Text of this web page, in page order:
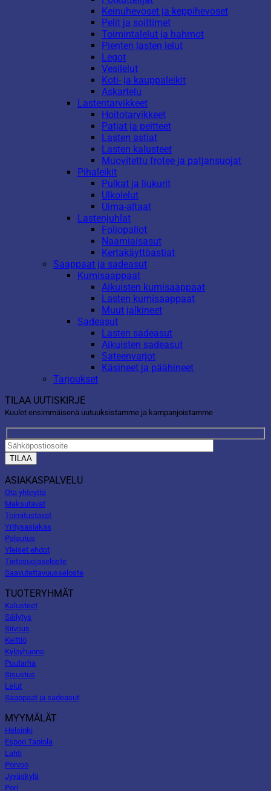
Keinuhevoset ja keppihevoset
Pelit ja soittimet
Toimintalelut ja hahmot
Pienten lasten lelut
Legot
Vesilelut
Koti- ja kauppaleikit
Askartelu
Lastentarvikkeet
Hoitotarvikkeet
Patjat ja peitteet
Lasten astiat
Lasten kalusteet
Muovitettu frotee ja patjansuojat
Pihaleikit
Pulkat ja liukurit
Ulkolelut
Uima-altaat
Lastenjuhlat
Foliopallot
Naamiaisasut
Kertakäyttöastiat
Saappaat ja sadeasut
Kumisaappaat
Aikuisten kumisaappaat
Lasten kumisaappaat
Muut jalkineet
Sadeasut
Lasten sadeasut
Aikuisten sadeasut
Sateenvarjot
Käsineet ja päähineet
Tarjoukset
TILAA UUTISKIRJE
Kuulet ensimmäisenä uutuuksistamme ja kampanjoistamme
ASIAKASPALVELU
Ota yhteyttä
Maksutavat
Toimitustavat
Yritysasiakas
Palautus
Yleiset ehdot
Tietosuojaseloste
Saavutettavuusseloste
TUOTERYHMÄT
Kalusteet
Säilytys
Siivous
Keittiö
Kylpyhuone
Puutarha
Sisustus
Lelut
Saappaat ja sadeasut
MYYMÄLÄT
Helsinki
Espoo Tapiola
Lahti
Porvoo
Jyväskylä
Pori